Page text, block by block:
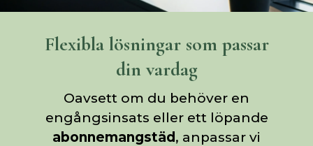
Flexibla lösningar som passar
din vardag
Oavsett om du behöver en
engångsinsats eller ett löpande
abonnemangstäd, anpassar vi